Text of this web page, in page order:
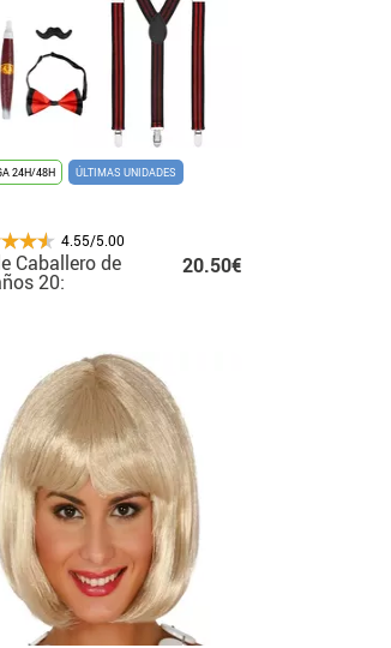
24H/48H ÚLTIMAS UNIDADES
4.55/5.00
Caballero de
20:
20.50€